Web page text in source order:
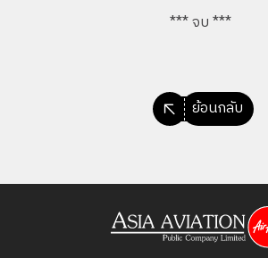
*** จบ ***
ย้อนกลับ